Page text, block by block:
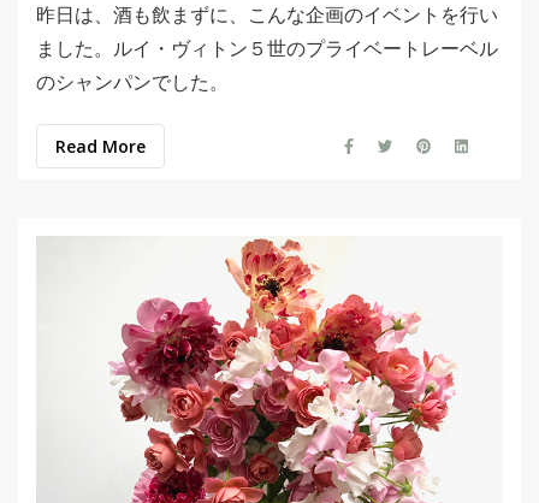
昨日は、酒も飲まずに、こんな企画のイベントを行い
ました。ルイ・ヴィトン５世のプライベートレーベル
のシャンパンでした。
Read More